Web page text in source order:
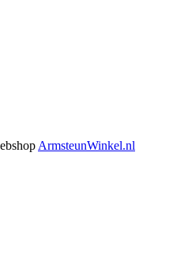
ArmsteunWinkel.nl